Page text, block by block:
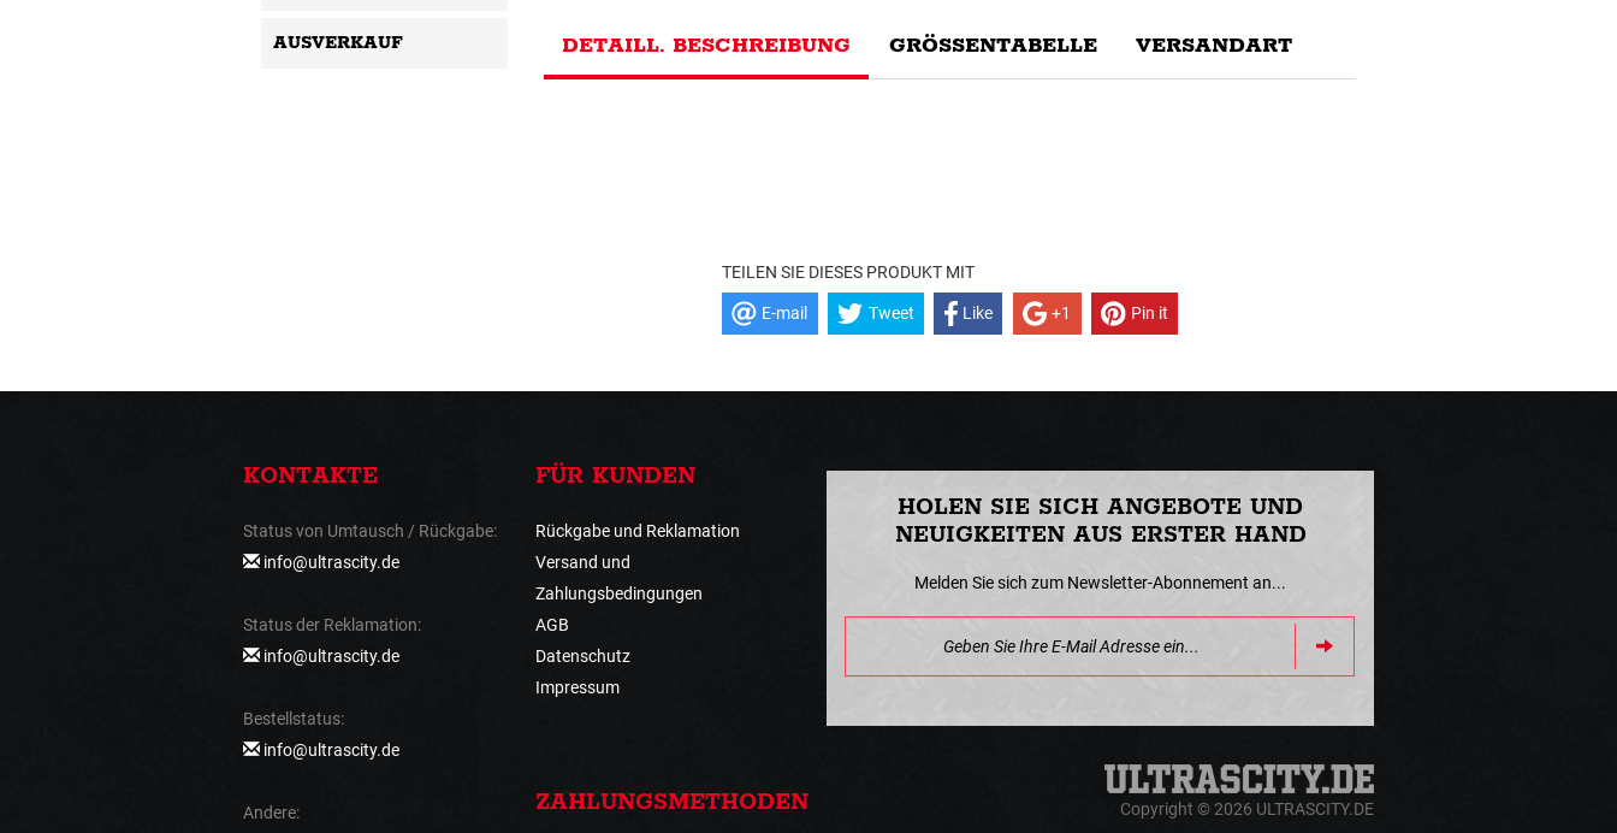
DETAILL. BESCHREIBUNG GRÖSSENTABELLE VERSANDART
TEILEN SIE DIESES PRODUKT MIT
E-mail Tweet Like +1 Pin it
AUSVERKAUF
KONTAKTE
Status von Umtausch / Rückgabe:
info@ultrascity.de
Status der Reklamation:
info@ultrascity.de
Bestellstatus:
info@ultrascity.de
Andere:
FÜR KUNDEN
Rückgabe und Reklamation
Versand und
Zahlungsbedingungen
AGB
Datenschutz
Impressum
ZAHLUNGSMETHODEN
HOLEN SIE SICH ANGEBOTE UND
NEUIGKEITEN AUS ERSTER HAND
Melden Sie sich zum Newsletter-Abonnement an...
Copyright © 2026 ULTRASCITY.DE